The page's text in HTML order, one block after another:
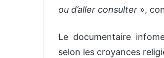
ou d’aller consulter »,
Le documentaire
selon les croyances